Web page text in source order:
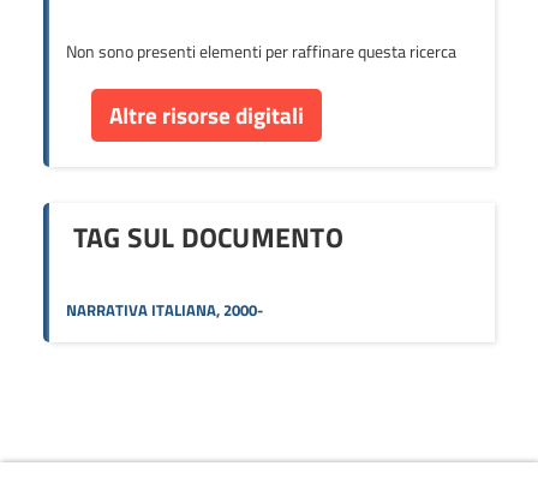
Non sono presenti elementi per raffinare questa ricerca
Altre risorse digitali
TAG SUL DOCUMENTO
NARRATIVA ITALIANA, 2000-